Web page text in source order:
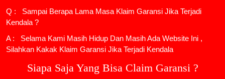
Q : Sampai Berapa Lama Masa Klaim Garansi Jika Terjadi
Kendala ?
A : Selama Kami Masih Hidup Dan Masih Ada Website Ini ,
Silahkan Kakak Klaim Garansi Jika Terjadi Kendala
Siapa Saja Yang Bisa Claim Garansi ?